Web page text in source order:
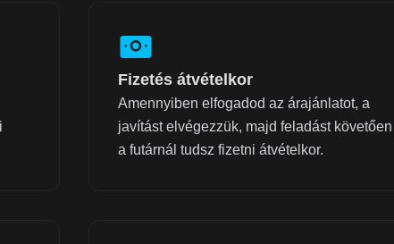
Fizetés átvételkor
Amennyiben elfogadod az árajánlatot, a
javítást elvégezzük, majd feladást követően
a futárnál tudsz fizetni átvételkor.